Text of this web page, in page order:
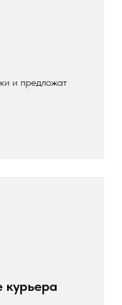
и предложат
курьера